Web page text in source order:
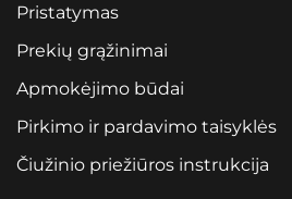
Pristatymas
Prekių grąžinimai
Apmokėjimo būdai
Pirkimo ir pardavimo taisyklės
Čiužinio priežiūros instrukcija